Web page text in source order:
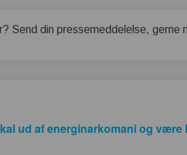
Send din pressemeddelelse, gerne
ud af energinarkomani og